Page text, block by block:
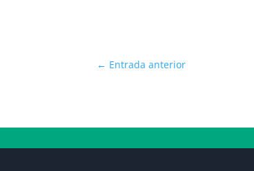
← Entrada anterior